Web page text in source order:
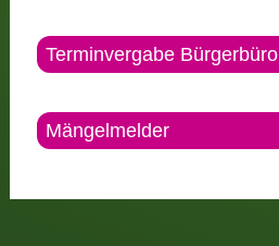
Terminvergabe Bürgerbüro
Mängelmelder